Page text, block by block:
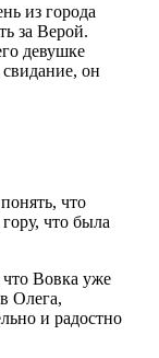
из города
за Верой.
девушке
он
что
что была
что Вовка уже
Олега,
и радостно